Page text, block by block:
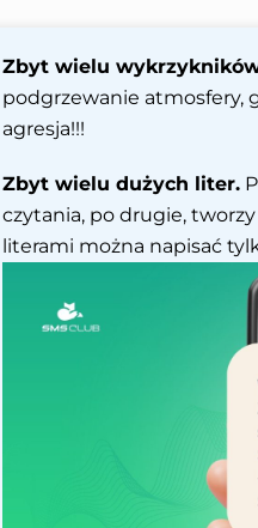
Zbyt wielu
podgrzewanie atmosfery,
agresja!!!
Zbyt wielu dużych liter.
czytania, po drugie, tworzy
literami można napisać